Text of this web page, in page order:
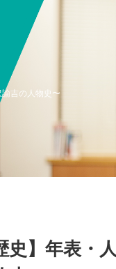
吉の人物史〜
史】年表・